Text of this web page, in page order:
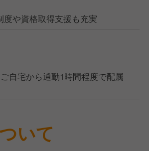
度や資格取得支援も充実
自宅から通勤1時間程度で配属
いて